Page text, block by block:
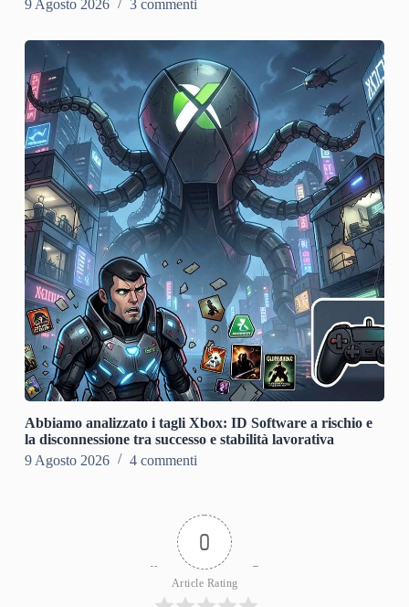
9 Agosto 2026
3 commenti
Abbiamo analizzato i tagli Xbox: ID Software a rischio e
la disconnessione tra successo e stabilità lavorativa
9 Agosto 2026
4 commenti
0
Article Rating